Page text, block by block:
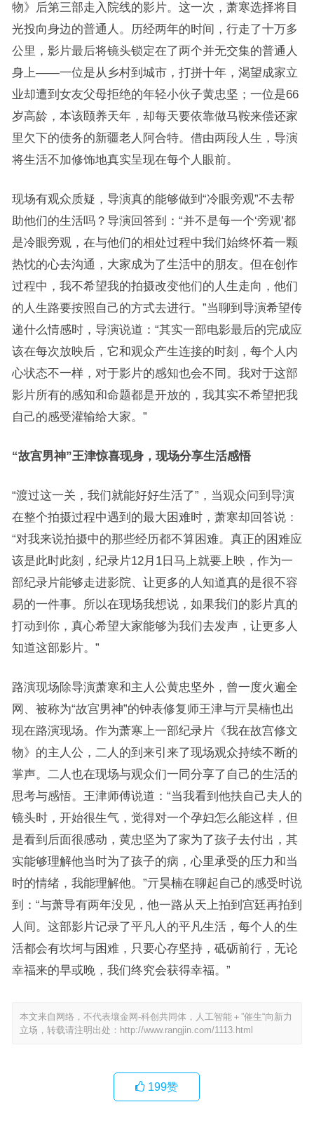
物》后第三部走入院线的影片。这一次，萧寒选择将目
光投向身边的普通人。历经两年的时间，行走了十万多
公里，影片最后将镜头锁定在了两个并无交集的普通人
身上——一位是从乡村到城市，打拼十年，渴望成家立
业却遭到女友父母拒绝的年轻小伙子黄忠坚；一位是66
岁高龄，本该颐养天年，却每天要依靠做马鞍来偿还家
里欠下的债务的新疆老人阿合特。借由两段人生，导演
将生活不加修饰地真实呈现在每个人眼前。
现场有观众质疑，导演真的能够做到“冷眼旁观”不去帮
助他们的生活吗？导演回答到：“并不是每一个‘旁观’都
是冷眼旁观，在与他们的相处过程中我们始终怀着一颗
热忱的心去沟通，大家成为了生活中的朋友。但在创作
过程中，我不希望我的拍摄改变他们的人生走向，他们
的人生路要按照自己的方式去进行。”当聊到导演希望传
递什么情感时，导演说道：“其实一部电影最后的完成应
该在每次放映后，它和观众产生连接的时刻，每个人内
心状态不一样，对于影片的感知也会不同。我对于这部
影片所有的感知和命题都是开放的，我其实不希望把我
自己的感受灌输给大家。”
“故宫男神”王津惊喜现身，现场分享生活感悟
“渡过这一关，我们就能好好生活了”，当观众问到导演
在整个拍摄过程中遇到的最大困难时，萧寒却回答说：
“对我来说拍摄中的那些经历都不算困难。真正的困难应
该是此时此刻，纪录片12月1日马上就要上映，作为一
部纪录片能够走进影院、让更多的人知道真的是很不容
易的一件事。所以在现场我想说，如果我们的影片真的
打动到你，真心希望大家能够为我们去发声，让更多人
知道这部影片。”
路演现场除导演萧寒和主人公黄忠坚外，曾一度火遍全
网、被称为“故宫男神”的钟表修复师王津与亓昊楠也出
现在路演现场。作为萧寒上一部纪录片《我在故宫修文
物》的主人公，二人的到来引来了现场观众持续不断的
掌声。二人也在现场与观众们一同分享了自己的生活的
思考与感悟。王津师傅说道：“当我看到他扶自己夫人的
镜头时，开始很生气，觉得对一个孕妇怎么能这样，但
是看到后面很感动，黄忠坚为了家为了孩子去付出，其
实能够理解他当时为了孩子的病，心里承受的压力和当
时的情绪，我能理解他。”亓昊楠在聊起自己的感受时说
到：“与萧导有两年没见，他一路从天上拍到宫廷再拍到
人间。这部影片记录了平凡人的平凡生活，每个人的生
活都会有坎坷与困难，只要心存坚持，砥砺前行，无论
幸福来的早或晚，我们终究会获得幸福。”
本文来自网络，不代表壤金网-科创共同体，人工智能＋”催生“向新力
立场，转载请注明出处： http://www.rangjin.com/1113.html
199赞